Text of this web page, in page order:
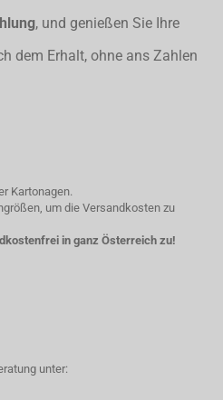
, und genießen Sie Ihre
dem Erhalt, ohne ans Zahlen
Kartonagen.
um die Versandkosten zu
in ganz Österreich zu!
unter: